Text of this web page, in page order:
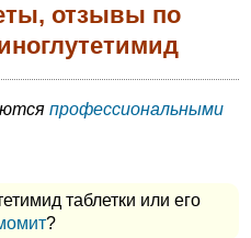
отзывы по
профессиональными
таблетки или его
?